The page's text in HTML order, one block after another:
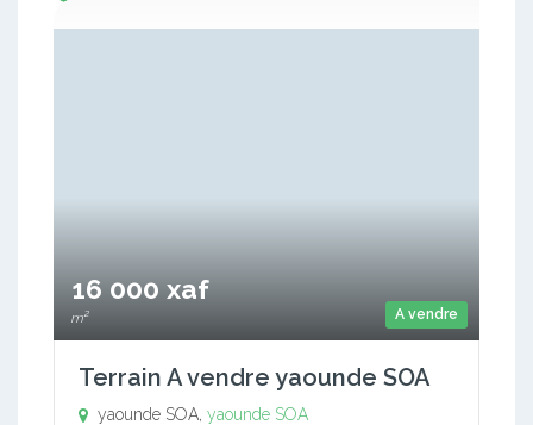
A vendre
16 000 xaf
m²
Terrain A vendre yaounde SOA
yaounde SOA, yaounde SOA